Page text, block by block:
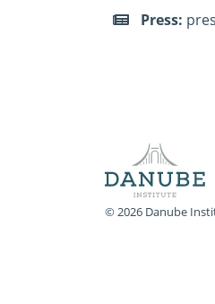
Press:
© 2026 Danube